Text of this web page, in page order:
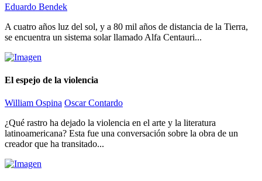
Eduardo Bendek
A cuatro años luz del sol, y a 80 mil años de distancia de la Tierra,
se encuentra un sistema solar llamado Alfa Centauri...
El espejo de la violencia
William Ospina Oscar Contardo
¿Qué rastro ha dejado la violencia en el arte y la literatura
latinoamericana? Esta fue una conversación sobre la obra de un
creador que ha transitado...